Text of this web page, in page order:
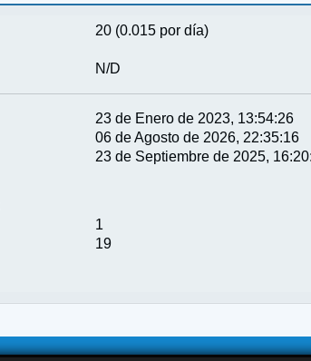
20 (0.015 por día)
N/D
23 de Enero de 2023, 13:54:26
06 de Agosto de 2026, 22:35:16
23 de Septiembre de 2025,
1
19